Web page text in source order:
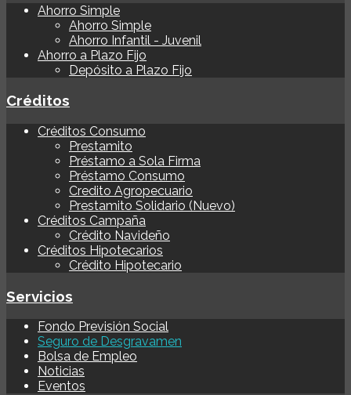
Ahorro Simple
Ahorro Simple
Ahorro Infantil - Juvenil
Ahorro a Plazo Fijo
Depósito a Plazo Fijo
Créditos
Créditos Consumo
Prestamito
Préstamo a Sola Firma
Préstamo Consumo
Credito Agropecuario
Prestamito Solidario (Nuevo)
Créditos Campaña
Crédito Navideño
Créditos Hipotecarios
Crédito Hipotecario
Servicios
Fondo Previsión Social
Seguro de Desgravamen
Bolsa de Empleo
Noticias
Eventos